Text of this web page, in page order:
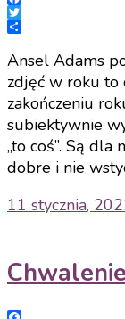
Facebook
Twitter
Share
Ansel Adams
zdjęć w roku to
zakończeniu
subiektywnie
„to coś”. Są
dobre i nie
11 stycznia,